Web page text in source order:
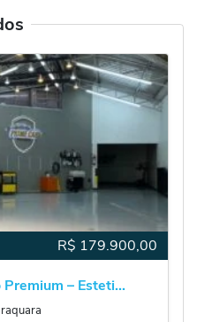
R$ 179.900,00
– Esteti...